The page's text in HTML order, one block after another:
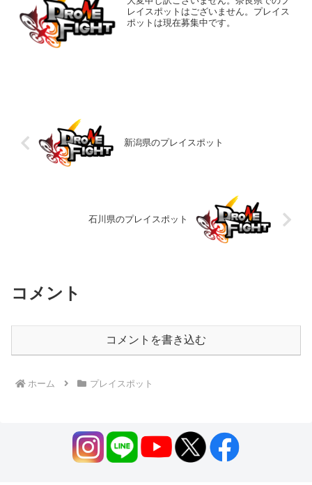
レイスポットはございません。プレイス
ポットは現在募集中です。
新潟県のプレイスポット
石川県のプレイスポット
コメント
コメントを書き込む
ホーム プレイスポット